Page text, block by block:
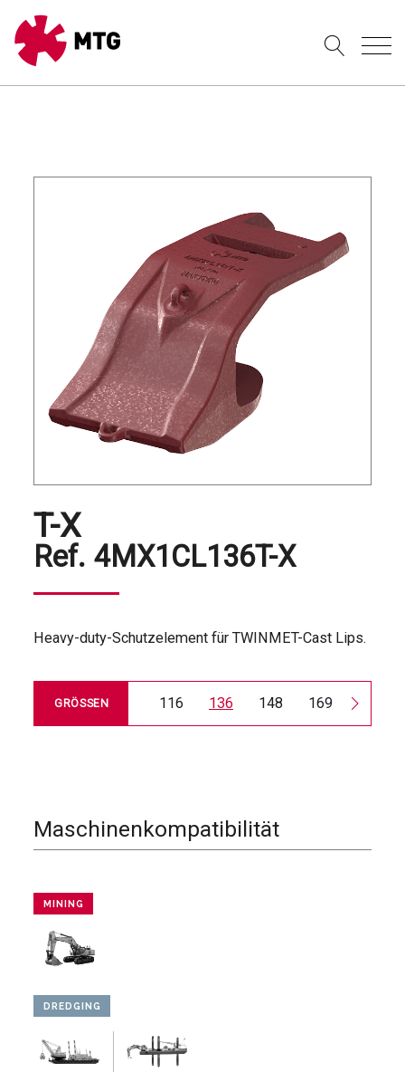
T-X
Ref. 4MX1CL136T-X
Heavy-duty-Schutzelement für TWINMET-Cast Lips.
GRÖSSEN 116 136 148 169 185
Maschinenkompatibilität
MINING
DREDGING